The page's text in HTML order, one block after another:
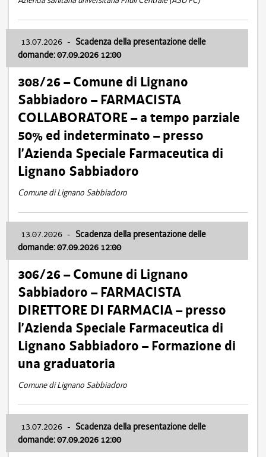
13.07.2026 - Scadenza della presentazione delle
domande: 07.09.2026 12:00
308/26 – Comune di Lignano
Sabbiadoro – FARMACISTA
COLLABORATORE – a tempo parziale
50% ed indeterminato – presso
l’Azienda Speciale Farmaceutica di
Lignano Sabbiadoro
Comune di Lignano Sabbiadoro
13.07.2026 - Scadenza della presentazione delle
domande: 07.09.2026 12:00
306/26 – Comune di Lignano
Sabbiadoro – FARMACISTA
DIRETTORE DI FARMACIA – presso
l’Azienda Speciale Farmaceutica di
Lignano Sabbiadoro – Formazione di
una graduatoria
Comune di Lignano Sabbiadoro
13.07.2026 - Scadenza della presentazione delle
domande: 07.09.2026 12:00